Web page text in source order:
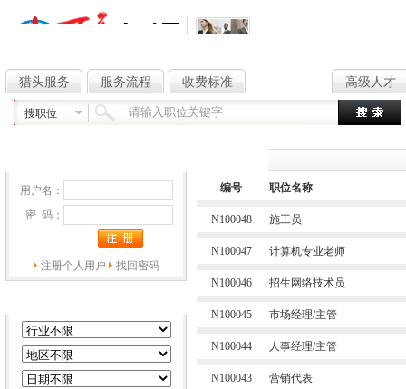
猎头服务 服务流程 收费标准 高级人才
搜职位
用户名：
密 码：
注册个人用户 找回密码
编号 职位名称
N100048 施工员
N100047 计算机专业老师
N100046 招生网络技术员
N100045 市场经理/主管
N100044 人事经理/主管
N100043 营销代表